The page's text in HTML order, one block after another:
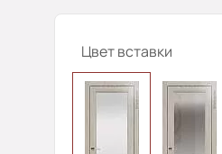
Цвет вставки